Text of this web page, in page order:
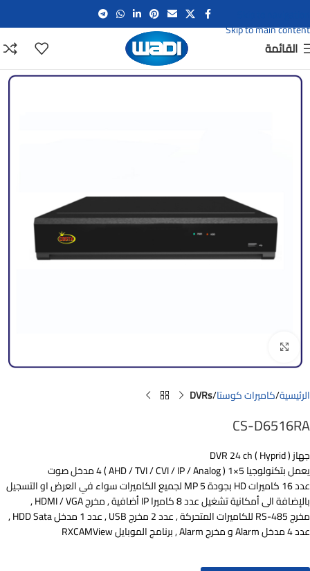
Skip to main content
القائمة
الرئيسية كاميرات كوستا DVRs
CS-D6516RA
جهاز DVR 24 ch ( Hyprid )
يعمل بتكنولوجيا 5×1 ( AHD / TVI / CVI / IP / Analog ) 4 مدخل صوت
عدد 16 كاميرات HD بجودة 5 MP لجميع الكاميرات سواء في العرض او التسجيل
بالإضافة الى أمكانية تشغيل عدد 8 كاميرا IP أضافية , مخرج HDMI / VGA ,
مخرج RS-485 للكاميرات المتحركة , عدد 2 مخرج USB , عدد 1 مدخل HDD Sata ,
عدد 4 مدخل Alarm و مخرج Alarm , برنامج الموبايل RXCAMView